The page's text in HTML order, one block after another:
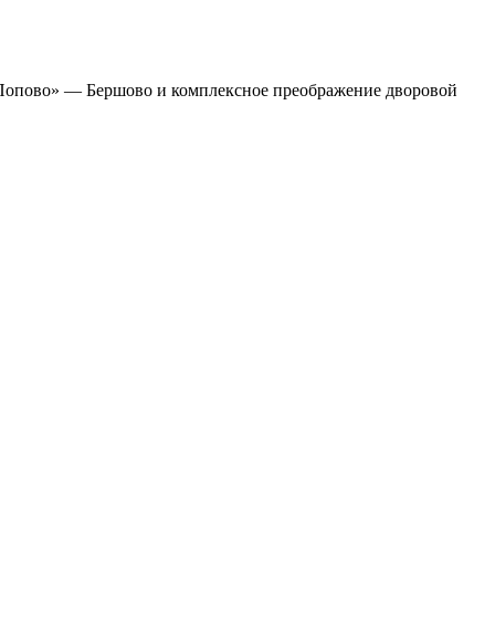
— Бершово и комплексное преображение дворовой